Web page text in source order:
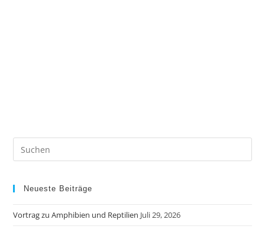
Neueste Beiträge
Vortrag zu Amphibien und Reptilien Juli 29, 2026